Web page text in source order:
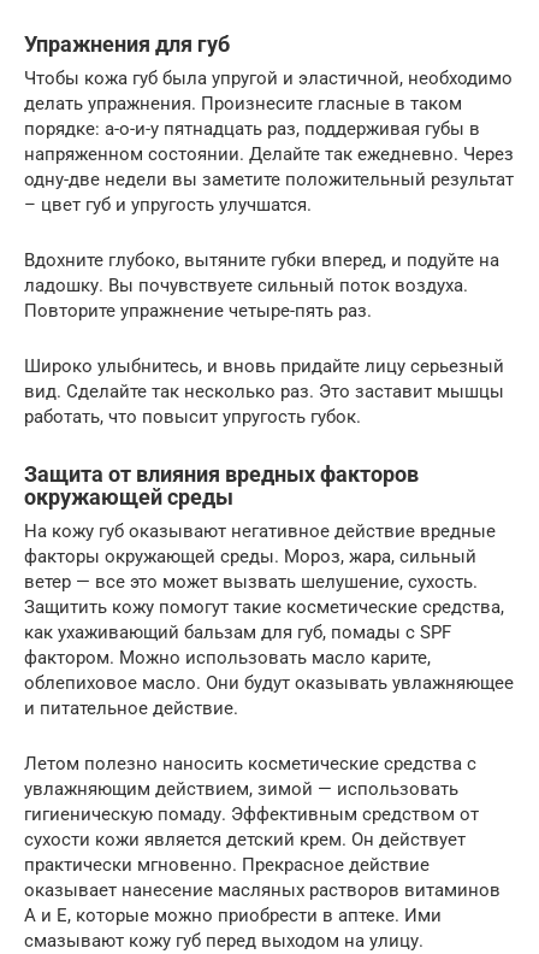
Упражнения для губ
Чтобы кожа губ была упругой и эластичной, необходимо
делать упражнения. Произнесите гласные в таком
порядке: а-о-и-у пятнадцать раз, поддерживая губы в
напряженном состоянии. Делайте так ежедневно. Через
одну-две недели вы заметите положительный результат
– цвет губ и упругость улучшатся.
Вдохните глубоко, вытяните губки вперед, и подуйте на
ладошку. Вы почувствуете сильный поток воздуха.
Повторите упражнение четыре-пять раз.
Широко улыбнитесь, и вновь придайте лицу серьезный
вид. Сделайте так несколько раз. Это заставит мышцы
работать, что повысит упругость губок.
Защита от влияния вредных факторов
окружающей среды
На кожу губ оказывают негативное действие вредные
факторы окружающей среды. Мороз, жара, сильный
ветер — все это может вызвать шелушение, сухость.
Защитить кожу помогут такие косметические средства,
как ухаживающий бальзам для губ, помады с SPF
фактором. Можно использовать масло карите,
облепиховое масло. Они будут оказывать увлажняющее
и питательное действие.
Летом полезно наносить косметические средства с
увлажняющим действием, зимой — использовать
гигиеническую помаду. Эффективным средством от
сухости кожи является детский крем. Он действует
практически мгновенно. Прекрасное действие
оказывает нанесение масляных растворов витаминов
А и Е, которые можно приобрести в аптеке. Ими
смазывают кожу губ перед выходом на улицу.